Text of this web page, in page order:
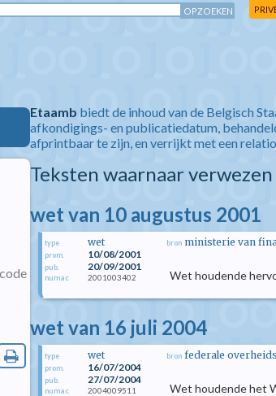
Etaamb biedt de inhoud van de Belgisch
afkondigings- en publicatiedatum,
afprintbaar te zijn, en verrijkt met een
Teksten waarnaar
wet van 10 augustus 2001
type wet
prom. 10/08/2001
pub. 20/09/2001
numac 2001003402
bron ministerie van
Wet houdende
wet van 16 juli 2004
type wet
prom. 16/07/2004
pub. 27/07/2004
numac 2004009511
bron federale
Wet houdende het